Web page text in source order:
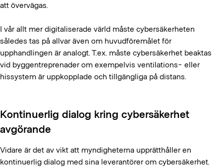
att övervägas.
I vår allt mer digitaliserade värld måste cybersäkerheten
således tas på allvar även om huvudföremålet för
upphandlingen är analogt. T.ex. måste cybersäkerhet beaktas
vid byggentreprenader om exempelvis ventilations- eller
hissystem är uppkopplade och tillgängliga på distans.
Kontinuerlig dialog kring cybersäkerhet
avgörande
Vidare är det av vikt att myndigheterna upprätthåller en
kontinuerlig dialog med sina leverantörer om cybersäkerhet.